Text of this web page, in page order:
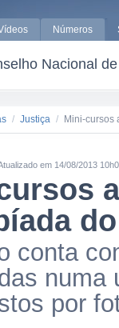
Números
Nacional
/ Justiça / Mini-cursos
em 14/08/2013
conta
numa
por